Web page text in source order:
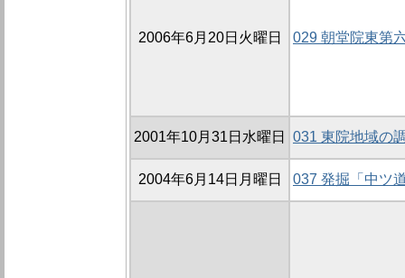
2006年6月20日火曜日 029 朝堂院東第
2001年10月31日水曜日 031 東院地域の
2004年6月14日月曜日 037 発掘「中ツ